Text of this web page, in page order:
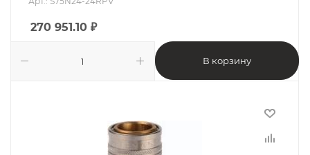
270 951.10 ₽
В корзину